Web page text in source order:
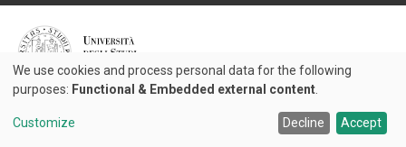
© 2026 Padova University Press - Università degli Studi di Padova
Use
of
We use cookies and process personal data for the following
purposes: Functional & Embedded external content
Customize Decline Accept